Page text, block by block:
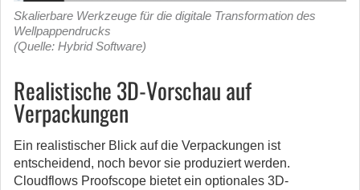
Skalierbare Werkzeuge für die digitale Transformation des
Wellpappendrucks
(Quelle: Hybrid Software)
Realistische 3D-Vorschau auf
Verpackungen
Ein realistischer Blick auf die Verpackungen ist
entscheidend, noch bevor sie produziert werden.
Cloudflows Proofscope bietet ein optionales 3D-